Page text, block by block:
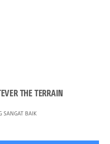
THE TERRAIN
SANGAT BAIK